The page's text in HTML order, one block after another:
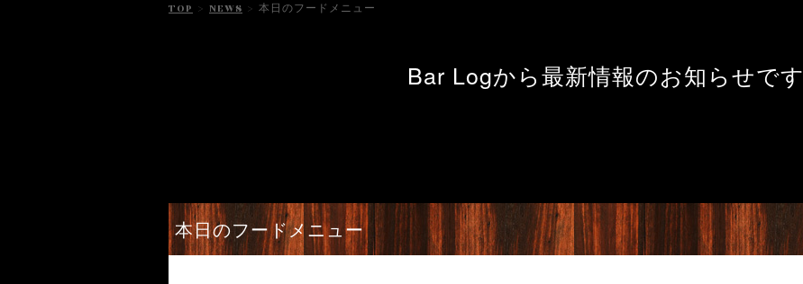
TOP > NEWS > 本日のフードメニュー
Bar Logから最新情報のお知らせです
本日のフードメニュー